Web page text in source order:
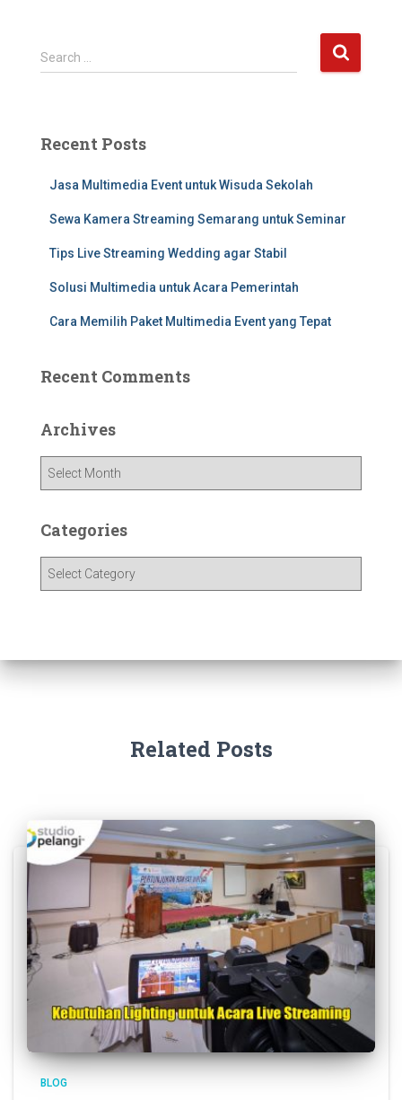
Search …
Recent Posts
Jasa Multimedia Event untuk Wisuda Sekolah
Sewa Kamera Streaming Semarang untuk Seminar
Tips Live Streaming Wedding agar Stabil
Solusi Multimedia untuk Acara Pemerintah
Cara Memilih Paket Multimedia Event yang Tepat
Recent Comments
Archives
Categories
Related Posts
BLOG